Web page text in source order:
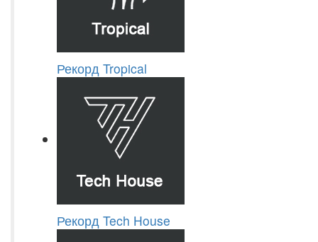
Рекорд Tropical
Рекорд Tech House